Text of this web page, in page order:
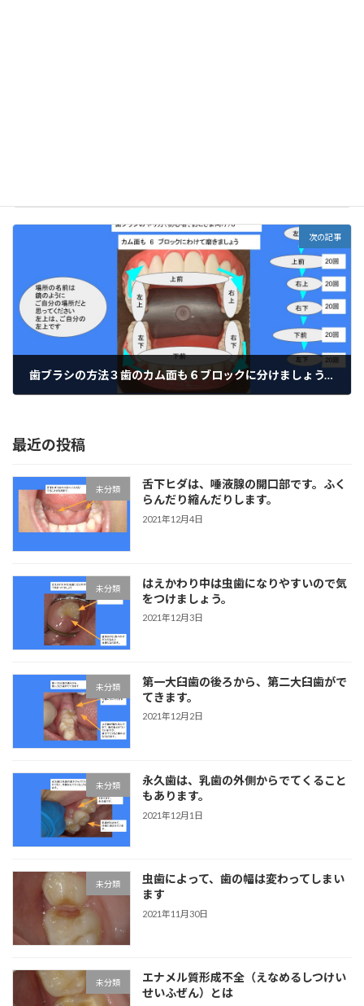
次の記事
歯ブラシの方法３歯のカム面も６ブロックに分けましょう。
最近の投稿
未分類
舌下ヒダは、唾液腺の開口部です。ふく
らんだり縮んだりします。
2021年12月4日
未分類
はえかわり中は虫歯になりやすいので気
をつけましょう。
2021年12月3日
未分類
第一大臼歯の後ろから、第二大臼歯がで
てきます。
2021年12月2日
未分類
永久歯は、乳歯の外側からでてくること
もあります。
2021年12月1日
未分類
虫歯によって、歯の幅は変わってしまい
ます
2021年11月30日
未分類
エナメル質形成不全（えなめるしつけい
せいふぜん）とは